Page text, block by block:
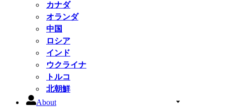
カナダ
オランダ
中国
ロシア
インド
ウクライナ
トルコ
北朝鮮
About